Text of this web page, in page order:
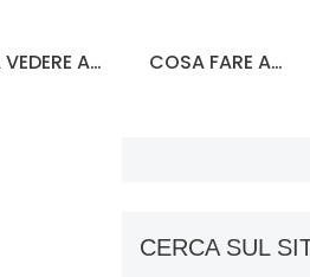
A… COSA FARE A…
CERCA SUL